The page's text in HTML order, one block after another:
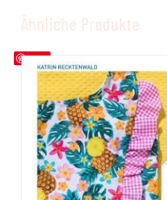
Ähnliche Produkte
Save